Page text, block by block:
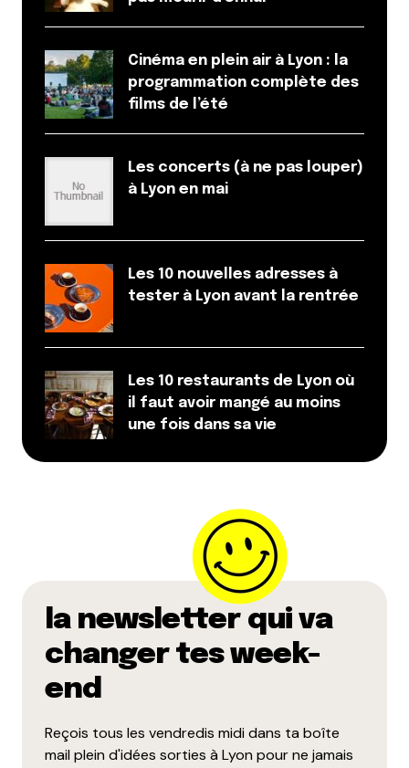
Cinéma en plein air à Lyon : la
programmation complète des
films de l’été
Les concerts (à ne pas louper)
à Lyon en mai
Les 10 nouvelles adresses à
tester à Lyon avant la rentrée
Les 10 restaurants de Lyon où
il faut avoir mangé au moins
une fois dans sa vie
la newsletter qui va
changer tes week-
end
Reçois tous les vendredis midi dans ta boîte
mail plein d'idées sorties à Lyon pour ne jamais